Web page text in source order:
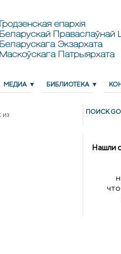
Гродзенская епархія
Беларускай Праваслаўнай
Беларускага Экзархата
Маскоўскага Патрыярхата
МЕДИА БИБЛИОТЕКА
из
ПОИСК
Нашли